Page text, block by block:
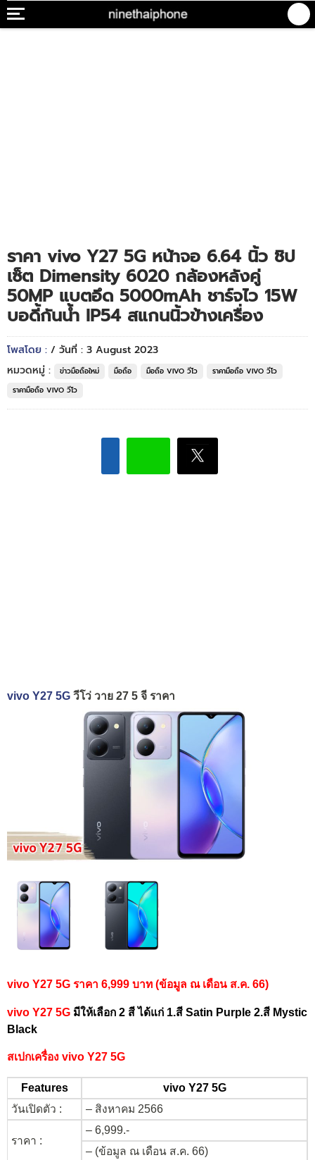
ราคา vivo Y27 5G หน้าจอ 6.64 นิ้ว ชิป
เซ็ต Dimensity 6020 กล้องหลังคู่
50MP แบตอึด 5000mAh ชาร์จไว 15W
บอดี้กันน้ำ IP54 สแกนนิ้วข้างเครื่อง
โพสโดย : / วันที่ : 3 August 2023
หมวดหมู่ :
ข่าวมือถือใหม่ มือถือ มือถือ VIVO วีโว
ราคามือถือ VIVO วีโว
ราคามือถือ VIVO วีโว
vivo Y27 5G วีโว่ วาย 27 5 จี ราคา
vivo Y27 5G ราคา 6,999 บาท (ข้อมูล ณ เดือน ส.ค. 66)
vivo Y27 5G มีให้เลือก 2 สี ได้แก่ 1.สี Satin Purple 2.สี Mystic
Black
สเปกเครื่อง vivo Y27 5G
Features
vivo Y27 5G
วันเปิดตัว :
– สิงหาคม 2566
ราคา :
– 6,999.-
– (ข้อมูล ณ เดือน ส.ค. 66)